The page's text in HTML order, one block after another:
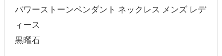
パワーストーンペンダント ネックレス メンズ レデ
ィース
黒曜石